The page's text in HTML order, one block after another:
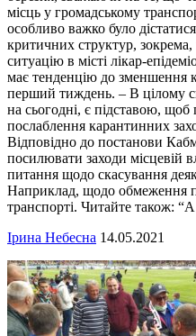
місць у громадському
особливо важко було
критичних структур,
ситуацію в місті лікар-
має тенденцію до зменшення
перший тиждень. – В цілому
на сьогодні, є підставою,
послаблення карантинних
Відповідно до постанови
посилювати заходи місцевій
питання щодо скасування
Наприклад, щодо обмеження
транспорті. Читайте також:
Ірина Небесна 14.05.2021